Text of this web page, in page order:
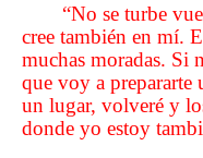
“No se turbe
cree también en mí.
muchas moradas. Si
que voy a prepararte
un lugar, volveré y
donde yo estoy